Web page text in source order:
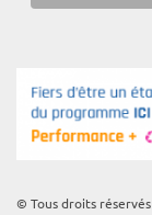
© Tous droits